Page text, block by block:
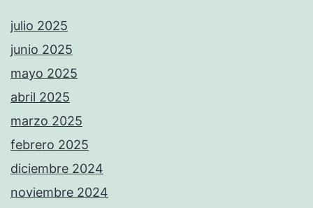
julio 2025
junio 2025
mayo 2025
abril 2025
marzo 2025
febrero 2025
diciembre 2024
noviembre 2024